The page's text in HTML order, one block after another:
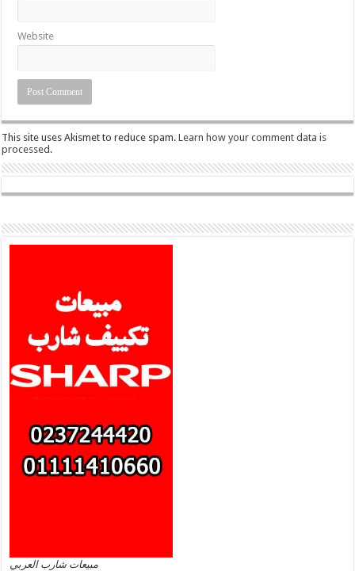
Website
This site uses Akismet to reduce spam.Learn how your comment data is
processed.
مبيعات شارب العربي